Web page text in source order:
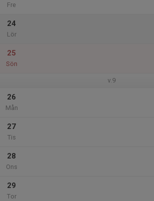
Fre
24
Lör
25
Sön
v.9
26
Mån
27
Tis
28
Ons
29
Tor